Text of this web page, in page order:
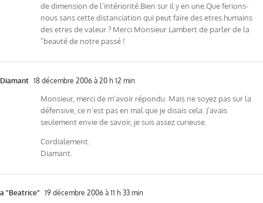
de dimension de l’intériorité.Bien sur il y en une.Que ferions-
nous sans cette distanciation qui peut faire des etres humains
des etres de valeur ? Merci Monsieur Lambert de parler de la
"beauté de notre passé !
Diamant 18 décembre 2006 à 20 h 12 min
Monsieur, merci de m’avoir répondu. Mais ne soyez pas sur la
défensive, ce n’est pas en mal que je disais cela. J’avais
seulement envie de savoir, je suis assez curieuse.
Cordialement.
Diamant.
a "Beatrice" 19 décembre 2006 à 11 h 33 min